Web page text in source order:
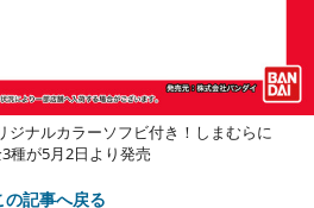
ジナルカラーソフビ付き！しまむらに
種が5月2日より発売
の記事へ戻る